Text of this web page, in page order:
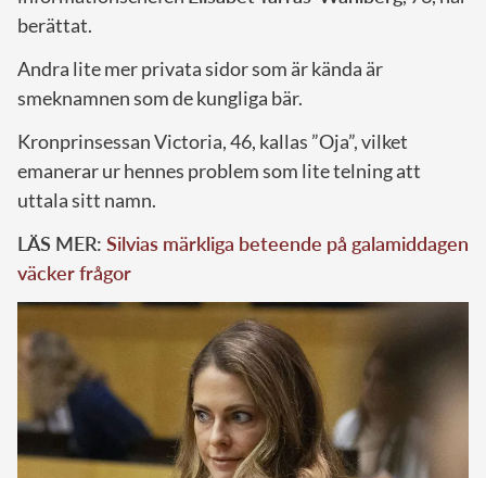
berättat.
Andra lite mer privata sidor som är kända är
smeknamnen som de kungliga bär.
Kronprinsessan Victoria, 46, kallas ”Oja”, vilket
emanerar ur hennes problem som lite telning att
uttala sitt namn.
LÄS MER: Silvias märkliga beteende på galamiddagen
väcker frågor